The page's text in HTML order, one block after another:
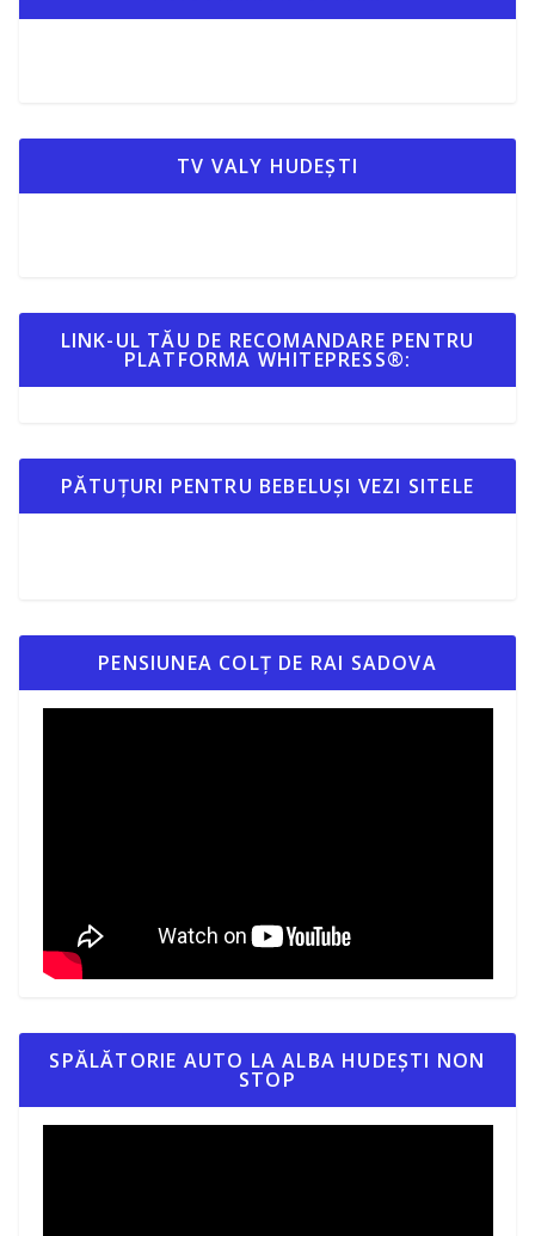
TV VALY HUDEȘTI
LINK-UL TĂU DE RECOMANDARE PENTRU
PLATFORMA WHITEPRESS®:
PĂTUȚURI PENTRU BEBELUȘI VEZI SITELE
PENSIUNEA COLȚ DE RAI SADOVA
SPĂLĂTORIE AUTO LA ALBA HUDEȘTI NON
STOP